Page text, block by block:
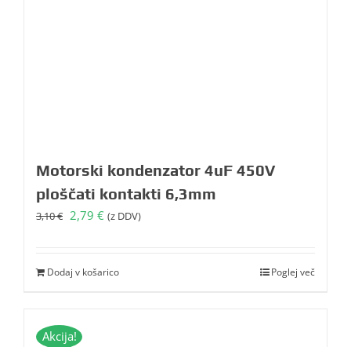
Motorski kondenzator 4uF 450V
ploščati kontakti 6,3mm
3,10€ Izvirna
bila:
2,79 €Trenutna
2,79 €.
(z DDV)
Dodaj v košarico Poglej več
Akcija!